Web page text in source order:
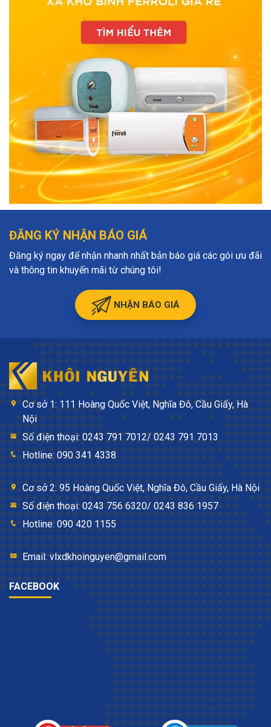
ĐĂNG KÝ NHẬN BÁO GIÁ
Đăng ký ngay để nhận nhanh nhất bản báo giá các gói ưu đãi
và thông tin khuyến mãi từ chúng tôi!
NHẬN BÁO GIÁ
Cơ sở 1: 111 Hoàng Quốc Việt, Nghĩa Đô, Cầu Giấy, Hà
Nội
Số điện thoại: 0243 791 7012/ 0243 791 7013
Hotline: 090 341 4338
Cơ sở 2: 95 Hoàng Quốc Việt, Nghĩa Đô, Cầu Giấy, Hà Nội
Số điện thoại: 0243 756 6320/ 0243 836 1957
Hotline: 090 420 1155
Email: vlxdkhoinguyen@gmail.com
FACEBOOK